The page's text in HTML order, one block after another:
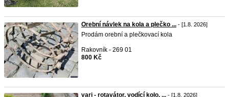
Orební návlek na kola a plečko ... - [1.8. 2026]
Prodám orební a plečkovací kola
Rakovník - 269 01
800 Kč
vari - rotavátor, vodící kolo, ... - [1.8. 2026]